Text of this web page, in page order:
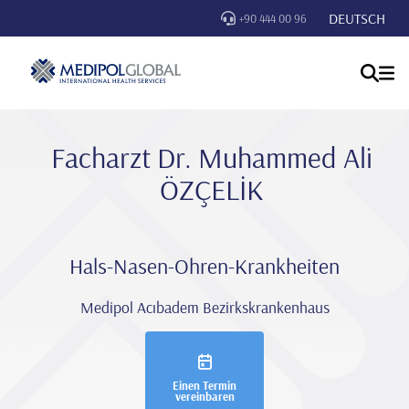
+90 444 00 96 DEUTSCH
Facharzt Dr. Muhammed Ali̇
ÖZÇELİK
Hals-Nasen-Ohren-Krankheiten
Medipol Acıbadem Bezirkskrankenhaus
Einen Termin
vereinbaren